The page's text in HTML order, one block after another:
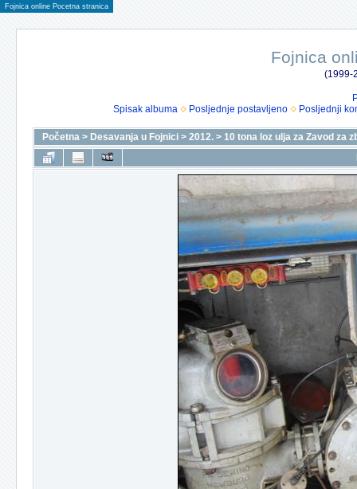
Fojnica online Pocetna stranica
Fojnica
(1999-
Spisak albuma
Posljednje postavljeno Posljednji
Početna > Desavanja u Fojnici > 2012. > 10 tona loz ulja za Zavod za